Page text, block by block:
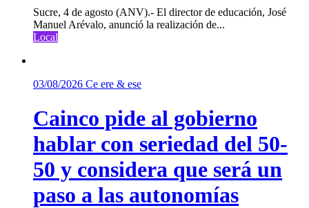
Sucre, 4 de agosto (ANV).- El director de educación, José
Manuel Arévalo, anunció la realización de...
Local
03/08/2026 Ce ere & ese
Cainco pide al gobierno
hablar con seriedad del 50-
50 y considera que será un
paso a las autonomías